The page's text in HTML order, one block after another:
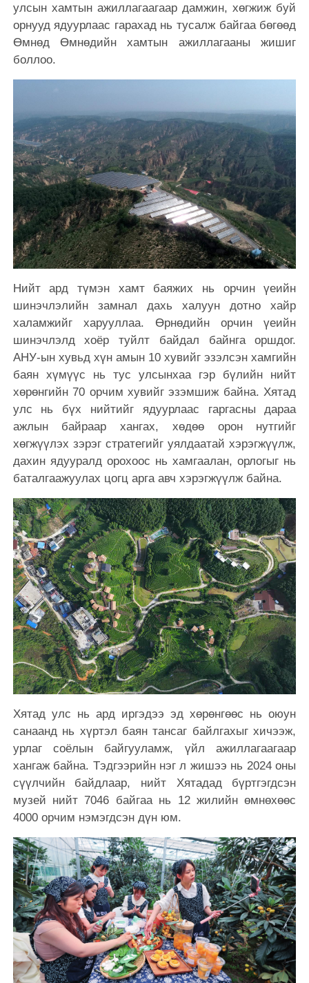
улсын хамтын ажиллагаагаар дамжин, хөгжиж буй
орнууд ядуурлаас гарахад нь тусалж байгаа бөгөөд
Өмнөд Өмнөдийн хамтын ажиллагааны жишиг
боллоо.
Нийт ард түмэн хамт баяжих нь орчин үеийн
шинэчлэлийн замнал дахь халуун дотно хайр
халамжийг харууллаа. Өрнөдийн орчин үеийн
шинэчлэлд хоёр туйлт байдал байнга оршдог.
АНУ-ын хувьд хүн амын 10 хувийг эзэлсэн хамгийн
баян хүмүүс нь тус улсынхаа гэр бүлийн нийт
хөрөнгийн 70 орчим хувийг эзэмшиж байна. Хятад
улс нь бүх нийтийг ядуурлаас гаргасны дараа
ажлын байраар хангах, хөдөө орон нутгийг
хөгжүүлэх зэрэг стратегийг уялдаатай хэрэгжүүлж,
дахин ядууралд орохоос нь хамгаалан, орлогыг нь
баталгаажуулах цогц арга авч хэрэгжүүлж байна.
Хятад улс нь ард иргэдээ эд хөрөнгөөс нь оюун
санаанд нь хүртэл баян тансаг байлгахыг хичээж,
урлаг соёлын байгууламж, үйл ажиллагаагаар
хангаж байна. Тэдгээрийн нэг л жишээ нь 2024 оны
сүүлчийн байдлаар, нийт Хятадад бүртгэгдсэн
музей нийт 7046 байгаа нь 12 жилийн өмнөхөөс
4000 орчим нэмэгдсэн дүн юм.